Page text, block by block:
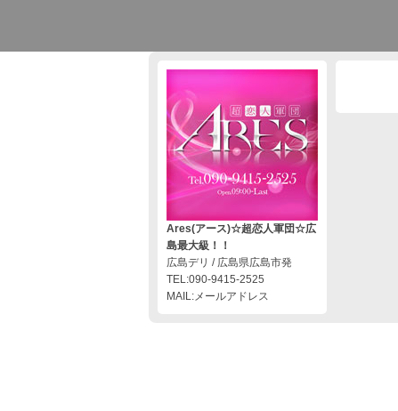
Ares(アース)☆超恋人軍団☆広
島最大級！！
広島デリ / 広島県広島市発
TEL:090-9415-2525
MAIL:メールアドレス